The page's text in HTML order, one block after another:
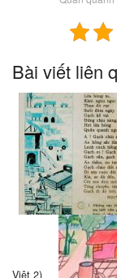
Bài viết liên
Việt 2)